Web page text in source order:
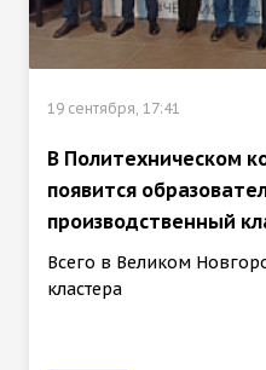
19 сентября, 17:41
В Политехническом
появится
производственный
Всего в Великом
кластера